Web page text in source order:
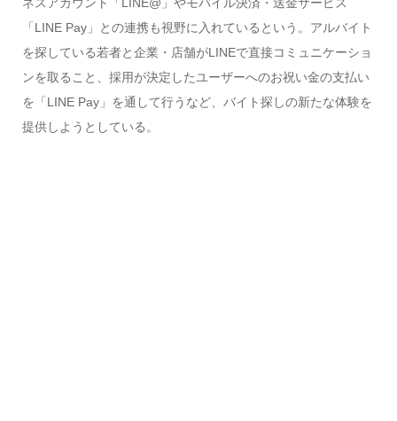
ネスアカウント「LINE@」やモバイル決済・送金サービス
「LINE Pay」との連携も視野に入れているという。アルバイト
を探している若者と企業・店舗がLINEで直接コミュニケーショ
ンを取ること、採用が決定したユーザーへのお祝い金の支払い
を「LINE Pay」を通して行うなど、バイト探しの新たな体験を
提供しようとしている。